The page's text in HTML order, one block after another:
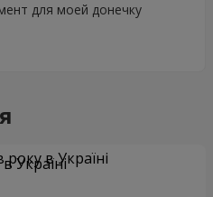
для моей донечку
року в Україні